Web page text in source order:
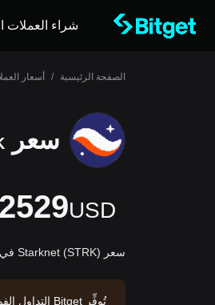
شراء العملات
الصفحة الرئيسية / أسعار
سعر Starknet
USD
سعر Starknet (STRK) في United States Dollar يصل إلى $0.02529USD.